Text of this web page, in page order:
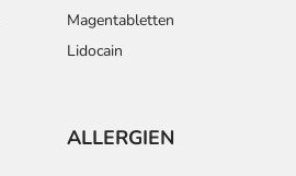
Magentabletten
Lidocain
ALLERGIEN